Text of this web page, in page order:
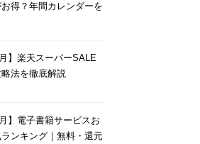
得？年間カレンダーを
月】楽天スーパーSALE
法を徹底解説
】電子書籍サービスお
ンキング｜無料・還元